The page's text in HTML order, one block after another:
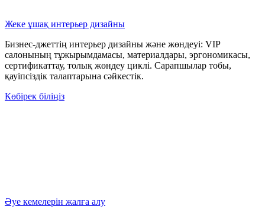
Жеке ұшақ интерьер дизайны
Бизнес-джеттің интерьер дизайны және жөндеуі: VIP
салонының тұжырымдамасы, материалдары, эргономикасы,
сертификаттау, толық жөндеу циклі. Сарапшылар тобы,
қауіпсіздік талаптарына сәйкестік.
Көбірек біліңіз
Әуе кемелерін жалға алу